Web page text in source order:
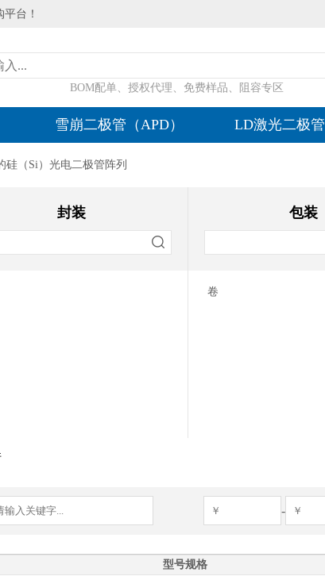
台！
BOM配单、授权代理、免费样品、阻容专区
雪崩二极管（APD） LD激光二极管
硅（Si）光电二极管阵列
封装 包装
卷
-
型号规格